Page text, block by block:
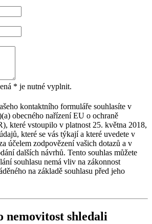
* je nutné vyplnit.
kontaktního formuláře souhlasíte v
obecného nařízení EU o ochraně
které vstoupilo v platnost 25. května 2018,
které se vás týkají a které uvedete v
účelem zodpovězení vašich dotazů a v
dalších návrhů. Tento souhlas můžete
souhlasu nemá vliv na zákonnost
na základě souhlasu před jeho
nemovitost shledali